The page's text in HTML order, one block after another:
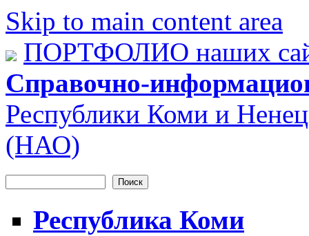
Skip to main content area
ПОРТФОЛИО наших
Справочно-
Республики Коми и
(НАО)
Форма поиска
Республика Коми